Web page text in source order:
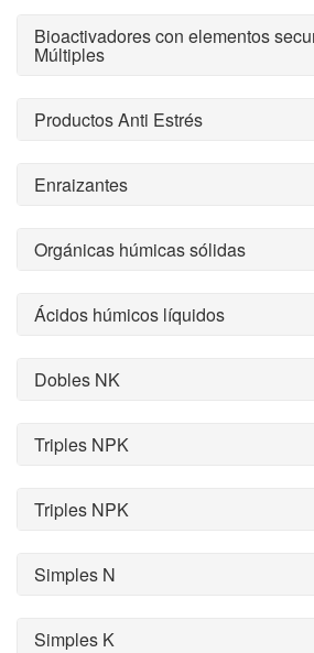
Bioactivadores con elementos
Múltiples
Productos Anti Estrés
Enraizantes
Orgánicas húmicas sólidas
Ácidos húmicos líquidos
Dobles NK
Triples NPK
Triples NPK
Simples N
Simples K